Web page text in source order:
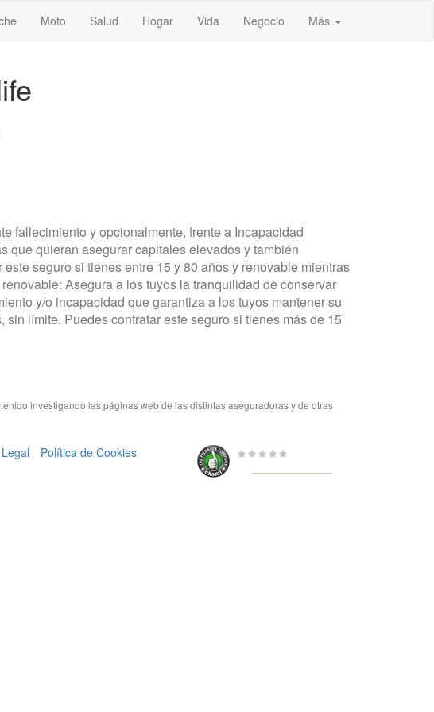
Moto Salud Hogar Vida Negocio Más
fallecimiento y opcionalmente, frente a Incapacidad
que quieran asegurar capitales elevados y también
seguro si tienes entre 15 y 80 años y renovable mientras
Asegura a los tuyos la tranquilidad de conservar
y/o incapacidad que garantiza a los tuyos mantener su
límite. Puedes contratar este seguro si tienes más de 15
investigando las páginas web de las distintas aseguradoras y de otras
Política de Cookies